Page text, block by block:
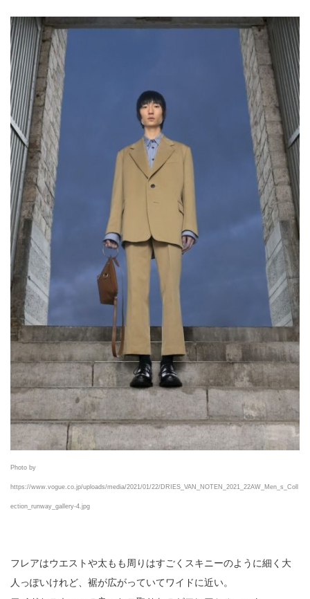
Photo by
https://www.vogue.co.jp/uploads/media/2021/01/22/DRIES_VAN_NOTEN_2021_22AW_Men_s_Coll
ection_runway_gallery-4.jpg
フレアはウエストや太もも周りはすごくスキニーのように細く大
人っぽいけれど、裾が広がっていてワイドに近い。